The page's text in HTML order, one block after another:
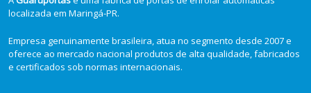
localizada em Maringá-PR.
Empresa genuinamente brasileira, atua no segmento desde 2007 e
oferece ao mercado nacional produtos de alta qualidade, fabricados
e certificados sob normas internacionais.